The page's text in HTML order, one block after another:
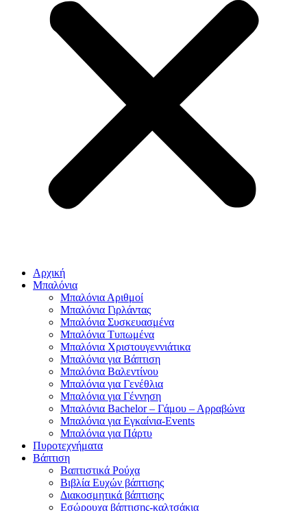
Αρχική
Μπαλόνια
Μπαλόνια Αριθμοί
Μπαλόνια Γιρλάντας
Μπαλόνια Συσκευασμένα
Μπαλόνια Τυπωμένα
Μπαλόνια Χριστουγεννιάτικα
Μπαλόνια για Βάπτιση
Μπαλόνια Βαλεντίνου
Μπαλόνια για Γενέθλια
Μπαλόνια για Γέννηση
Μπαλόνια Bachelor – Γάμου – Αρραβώνα
Μπαλόνια για Εγκαίνια-Events
Μπαλόνια για Πάρτυ
Πυροτεχνήματα
Βάπτιση
Βαπτιστικά Ρούχα
Βιβλία Ευχών βάπτισης
Διακοσμητικά βάπτισης
Εσώρουχα βάπτισης-καλτσάκια